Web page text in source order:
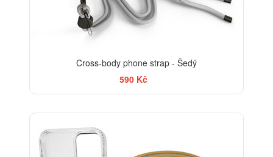
Cross-body phone strap - Šedý
590 Kč